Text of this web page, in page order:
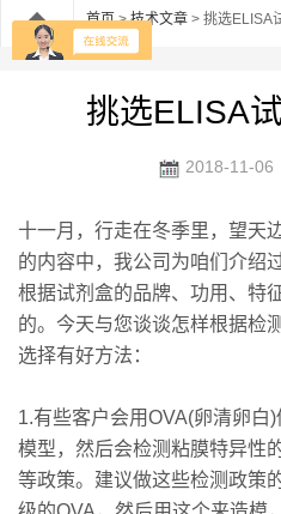
首页>技术文章 > 挑选ELISA
挑选ELISA
2018-11-06
十一月，行走在冬季里，望天
的内容中，我公司为咱们介绍
根据试剂盒的品牌、功用、特
的。今天与您谈谈怎样根据检
选择有好方法：
1.有些客户会用OVA(卵清卵白
模型，然后会检测粘膜特异性
等政策。建议做这些检测政策